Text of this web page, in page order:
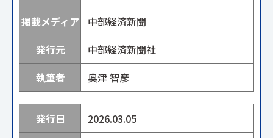
中部経済新聞
中部経済新聞社
奥津 智彦
2026.03.05